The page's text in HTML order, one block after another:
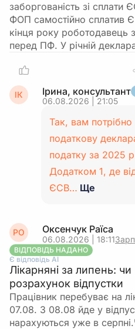
заборгованість зі
ФОП самостійно сплатив
кінця року роботодавець
перед ПФ. У річній
ІК Ірина, консультант
06.08.2026 | 21:05
Так, вам
податкову
податку за 2025
Додатком 1, де
ЄСВ… Ще
РО Оксенчук Раїса
06.08.2026 | 18:11
ВІДПОВІДЬ НАДАНО
Є відповідь АІ
Лікарняні за липень:
розрахунок відпустки
Працівник перебуває на
07.08. З 08.08 йде у
нарахуються уже в